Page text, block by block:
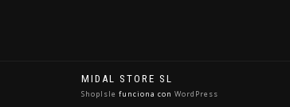
MIDAL STORE SL
ShopIsle funciona con WordPress